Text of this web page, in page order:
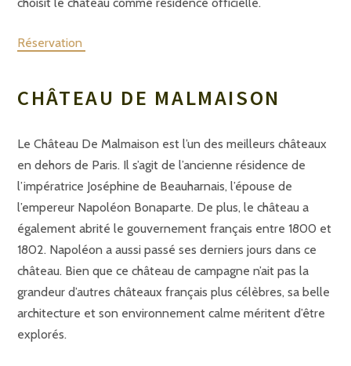
Réservation
CHÂTEAU DE MALMAISON
Le Château De Malmaison est l’un des meilleurs châteaux
en dehors de Paris. Il s’agit de l’ancienne résidence de
l’impératrice Joséphine de Beauharnais, l’épouse de
l’empereur Napoléon Bonaparte. De plus, le château a
également abrité le gouvernement français entre 1800 et
1802. Napoléon a aussi passé ses derniers jours dans ce
château. Bien que ce château de campagne n’ait pas la
grandeur d’autres châteaux français plus célèbres, sa belle
architecture et son environnement calme méritent d’être
explorés.